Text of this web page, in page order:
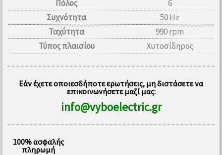
Πόλος
6
Συχνότητα
50 Hz
Ταχύτητα
990 rpm
Τύπος πλαισίου
Χυτοσίδηρος
Εάν έχετε οποιεσδήποτε ερωτήσεις, μη διστάσετε να
επικοινωνήσετε μαζί μας:
info@vyboelectric.gr
100% ασφαλής
πληρωμή